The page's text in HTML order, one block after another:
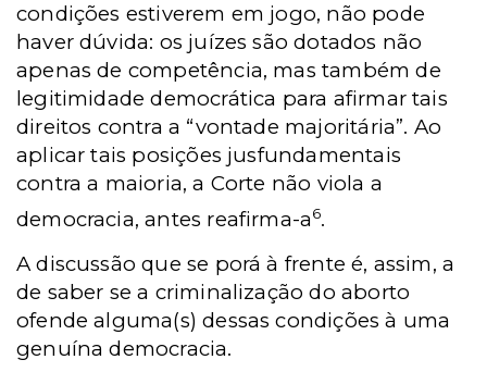
condições estiverem em jogo, não pode
haver dúvida: os juízes são dotados não
apenas de competência, mas também de
legitimidade democrática para afirmar tais
direitos contra a “vontade majoritária”. Ao
aplicar tais posições jusfundamentais
contra a maioria, a Corte não viola a
democracia, antes reafirma-a6.
A discussão que se porá à frente é, assim, a
de saber se a criminalização do aborto
ofende alguma(s) dessas condições à uma
genuína democracia.